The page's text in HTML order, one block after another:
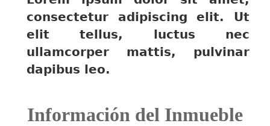
consectetur adipiscing elit. Ut
elit tellus, luctus nec
ullamcorper mattis, pulvinar
dapibus leo.
Información del Inmueble